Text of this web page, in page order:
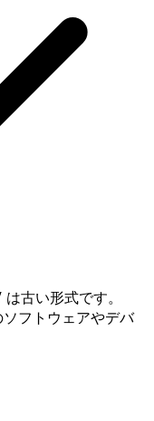
古い形式です。
フトウェアやデバ